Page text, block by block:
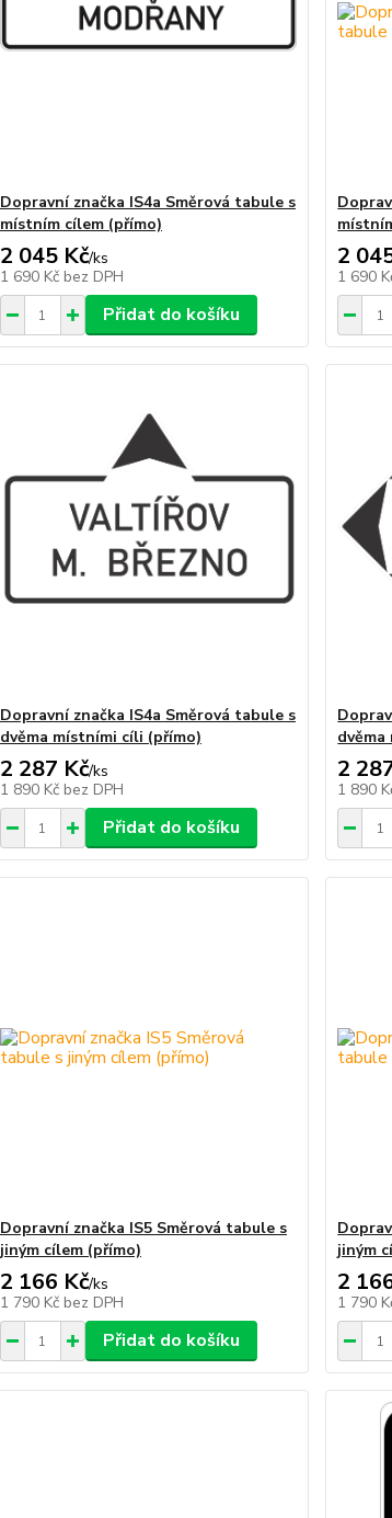
Dopravní značka IS4a Směrová tabule s
místním cílem (přímo)
2 045 Kč/ks
1 690 Kč bez DPH
Přidat do košíku
2
1 690
Dopravní značka IS4a Směrová tabule s
dvěma místními cíli (přímo)
2 287 Kč/ks
1 890 Kč bez DPH
Přidat do košíku
2
1 890
Dopravní značka IS5 Směrová tabule s
jiným cílem (přímo)
2 166 Kč/ks
1 790 Kč bez DPH
Přidat do košíku
jiným
2
1 790